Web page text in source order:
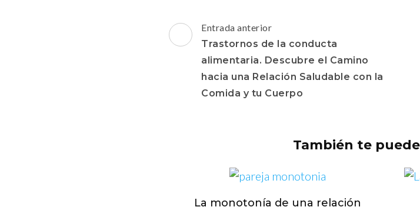
Navegación
de
entradas
Entrada anterior
Trastornos de la conducta
alimentaria. Descubre el Camino
hacia una Relación Saludable con la
Comida y tu Cuerpo
También te
La monotonía de una relación